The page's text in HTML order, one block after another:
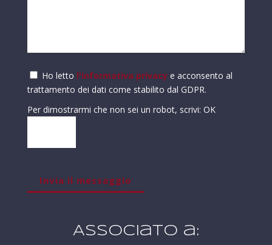
Ho letto l'informativa privacye acconsento al
trattamento dei dati come stabilito dal GDPR.
Per dimostrarmi che non sei un robot, scrivi: OK
Associato a: